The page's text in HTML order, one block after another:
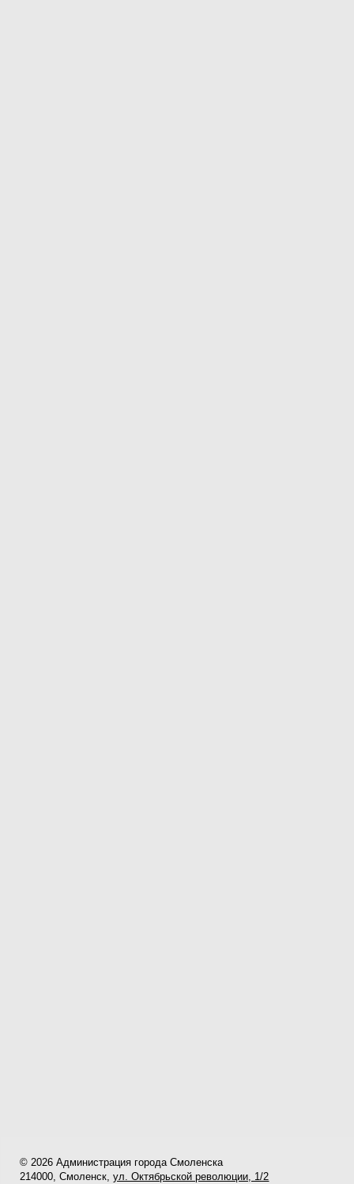
© 2026 Администрация города Смоленска
214000, Смоленск,ул. Октябрьской революции, 1/2